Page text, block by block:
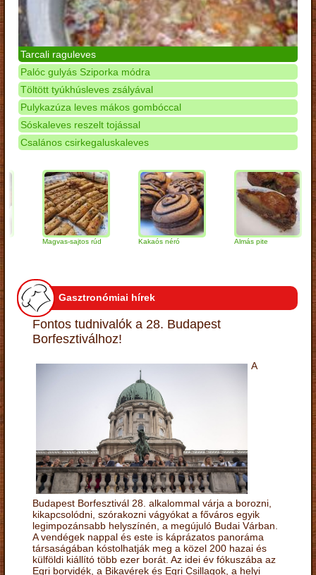
Tarcali raguleves
Palóc gulyás Sziporka módra
Töltött tyúkhúsleves zsályával
Pulykazúza leves mákos gombóccal
Sóskaleves reszelt tojással
Csalános csirkegaluskaleves
Magvas-sajtos rúd Kakaós néró Almás pite
Gasztronómiai hírek
Fontos tudnivalók a 28. Budapest
Borfesztiválhoz!
A
Budapest Borfesztivál 28. alkalommal várja a borozni,
kikapcsolódni, szórakozni vágyókat a főváros egyik
legimpozánsabb helyszínén, a megújuló Budai Várban.
A vendégek nappal és este is káprázatos panoráma
társaságában kóstolhatják meg a közel 200 hazai és
külföldi kiállító több ezer borát. Az idei év fókuszába az
Egri borvidék, a Bikavérek és Egri Csillagok, a helyi